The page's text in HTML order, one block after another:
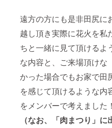
遠方の方にも是非田尻に
越し頂き実際に花火を私
ちと一緒に見て頂けるよ
な内容と、ご来場頂けな
かった場合でもお家で田
を感じて頂けるような内
をメンバーで考えました！
（なお、「肉まつり」に